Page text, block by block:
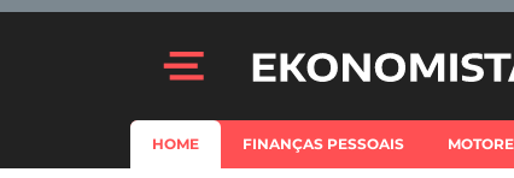
HOME FINANÇAS PESSOAIS